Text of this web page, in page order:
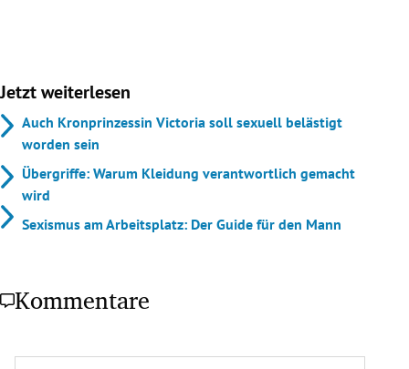
Jetzt weiterlesen
Auch Kronprinzessin Victoria soll sexuell belästigt
worden sein
Übergriffe: Warum Kleidung verantwortlich gemacht
wird
Sexismus am Arbeitsplatz: Der Guide für den Mann
Kommentare